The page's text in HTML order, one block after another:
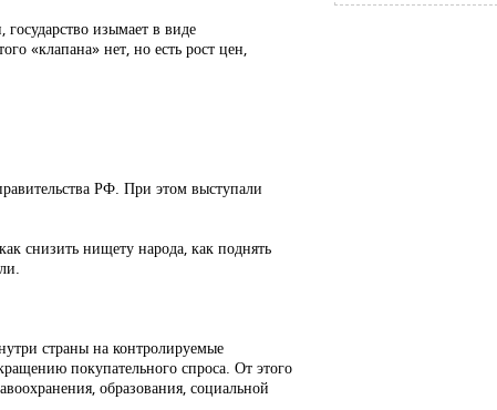
изымает в виде
«клапана» нет, но есть рост цен,
РФ. При этом выступали
снизить нищету народа, как поднять
страны на контролируемые
покупательного спроса. От этого
образования, социальной